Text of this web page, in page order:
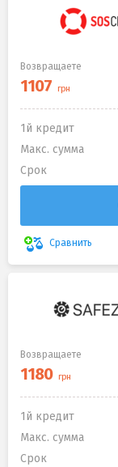
Возвращаете
1й кредит
Макс. сумма
Срок
Сравнить
Возвращаете
1й кредит
Макс. сумма
Срок